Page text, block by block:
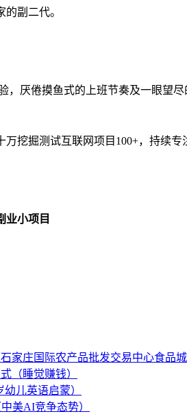
副二代。
，厌倦摸鱼式的上班节奏及一眼望
万挖掘测试互联网项目100+，持续
业小项目
家庄国际农产品批发交易中心食品
（睡觉赚钱）
儿英语启蒙）
美AI竞争态势）